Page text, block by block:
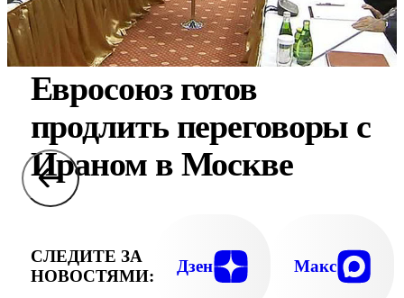
Евросоюз готов
продлить переговоры с
Ираном в Москве
СЛЕДИТЕ ЗА
НОВОСТЯМИ:
Дзен Макс